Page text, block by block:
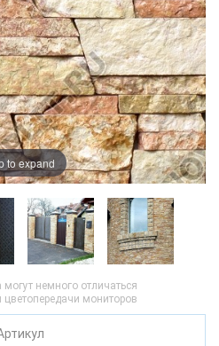
to expand
могут немного отличаться
цветопередачи мониторов